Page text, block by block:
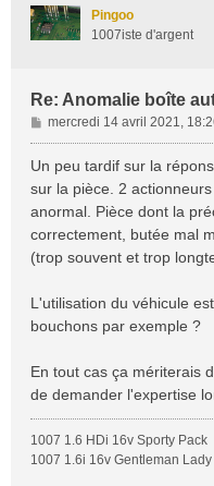
Pingoo
1007iste d'argent
Re: Anomalie boîte
M
e
s
g
e
mercredi 14 avril 2021,
Un peu tardif sur la
sur la pièce. 2
anormal. Pièce dont la
correctement, butée mal
(trop souvent et trop
L'utilisation du véhicule
bouchons par exemple ?
En tout cas ça mériterais
de demander l'expertise
1007 1.6 HDi 16v Sporty Pack
1007 1.6i 16v Gentleman Lady